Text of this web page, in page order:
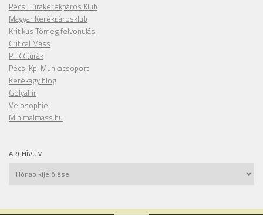
Pécsi Túrakerékpáros Klub
Magyar Kerékpárosklub
Kritikus Tömeg felvonulás
Critical Mass
PTKK túrák
Pécsi Kp. Munkacsoport
Kerékagy blog
Gólyahír
Velosophie
Minimalmass.hu
ARCHÍVUM
Archívum